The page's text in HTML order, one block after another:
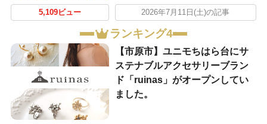
5,109ビュー 2026年7月11日(土)の記事
ランキング4
【市原市】ユニモちはら台にサ
ステナブルアクセサリーブラン
ド「ruinas」がオープンしてい
ました。